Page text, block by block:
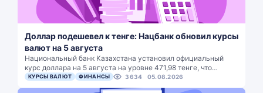
Доллар подешевел к тенге: Нацбанк обновил курсы
валют на 5 августа
Национальный банк Казахстана установил официальный
курс доллара на 5 августа на уровне 471,98 тенге, что…
КУРСЫ ВАЛЮТ ФИНАНСЫ 3634 05.08.2026